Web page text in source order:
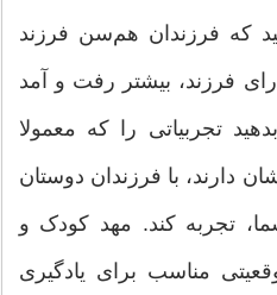
که فرزندان هم‌سن فرزند
فرزند، بیشتر رفت و‌ آمد
تجربیاتی را که معمولا
دارند، با فرزندان دوستان
تجربه کند. مهد کودک و
مناسب برای یادگیری